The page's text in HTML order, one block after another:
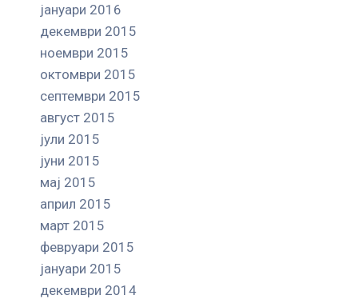
јануари 2016
декември 2015
ноември 2015
октомври 2015
септември 2015
август 2015
јули 2015
јуни 2015
мај 2015
април 2015
март 2015
февруари 2015
јануари 2015
декември 2014